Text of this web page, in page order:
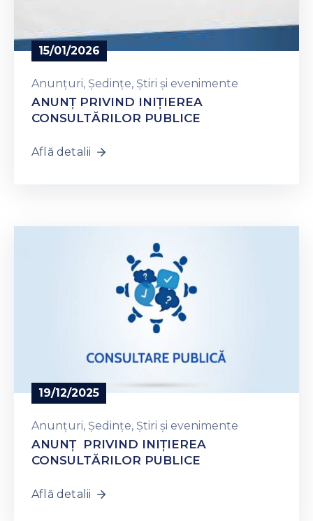
15/01/2026
Anunțuri‚ Ședințe‚ Știri și evenimente
ANUNŢ PRIVIND INIȚIEREA
CONSULTĂRILOR PUBLICE
Află detalii
19/12/2025
Anunțuri‚ Ședințe‚ Știri și evenimente
ANUNŢ PRIVIND INIȚIEREA
CONSULTĂRILOR PUBLICE
Află detalii